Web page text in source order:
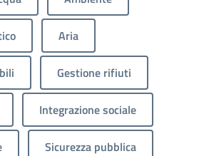
Aria
Gestione rifiuti
Integrazione sociale
Sicurezza pubblica